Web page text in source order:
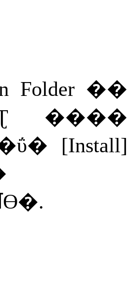
Folder ��
����
[Install]
.